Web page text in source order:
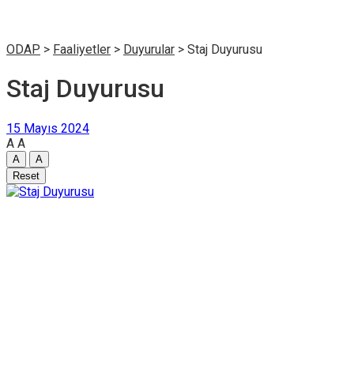
ODAP > Faaliyetler > Duyurular > Staj Duyurusu
Staj Duyurusu
15 Mayıs 2024
A A
A
A
Reset